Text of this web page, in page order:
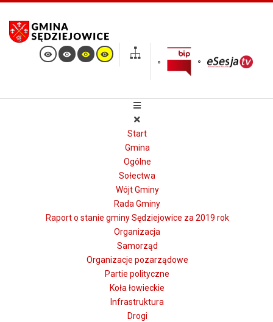
Start
Gmina
Ogólne
Sołectwa
Wójt Gminy
Rada Gminy
Raport o stanie gminy Sędziejowice za 2019 rok
Organizacja
Samorząd
Organizacje pozarządowe
Partie polityczne
Koła łowieckie
Infrastruktura
Drogi